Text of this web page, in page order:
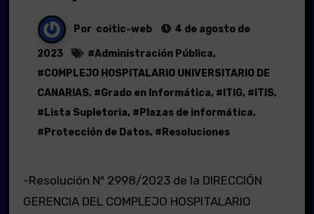
Por coitic-web 4 de agosto de
2023 #Administración Pública,
#COMPLEJO HOSPITALARIO UNIVERSITARIO DE
CANARIAS, #Grado en Informática, # ITIG, # ITIS,
# Lista Supletoria, # Plazas de informática,
# Protección de Datos, # Resoluciones
-Resolución Nº 2998/2023 de la DIRECCIÓN
GERENCIA DEL COMPLEJO HOSPITALARIO